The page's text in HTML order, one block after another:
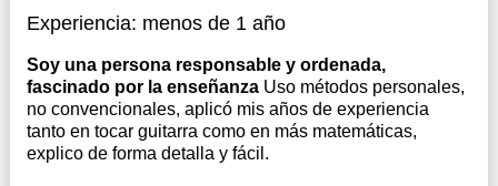
Experiencia: menos de 1 año
Soy una persona responsable y ordenada,
fascinado por la enseñanza Uso métodos personales,
no convencionales, aplicó mis años de experiencia
tanto en tocar guitarra como en más matemáticas,
explico de forma detalla y fácil.